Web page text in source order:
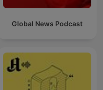
Global News Podcast